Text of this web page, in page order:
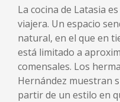
La cocina de Latasia
viajera. Un espacio
natural, en el que en
está limitado a
comensales. Los
Hernández muestran
partir de un estilo en